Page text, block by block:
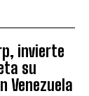
invierte
su
Venezuela